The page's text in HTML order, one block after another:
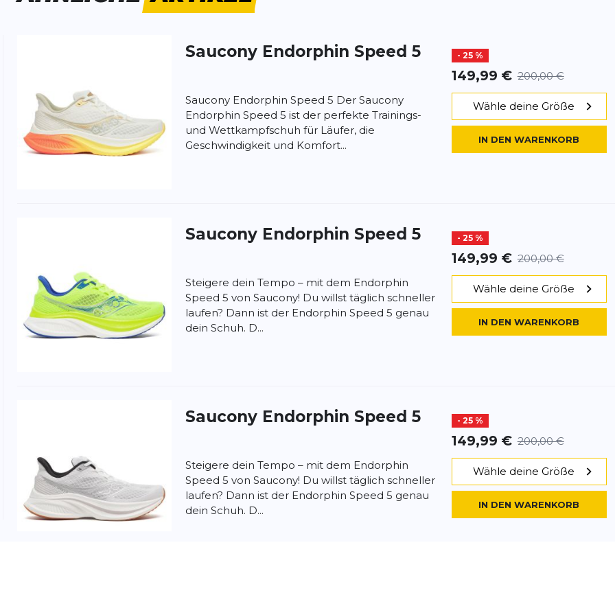
normal
Etwas breiter und erstaunlich leicht.
Laufschuh.
hervorragender Laufschuh. Die gesamte
Saucony Endorphin Speed 5 - 25 %
149,99 € 200,00 €
Saucony Endorphin Speed 5 Der Saucony
Endorphin Speed 5 ist der perfekte Trainings-
und Wettkampfschuh für Läufer, die
Geschwindigkeit und Komfort...
Wähle deine Größe
IN DEN WARENKORB
Saucony Endorphin Speed 5 - 25 %
149,99 € 200,00 €
Steigere dein Tempo – mit dem Endorphin
Speed 5 von Saucony! Du willst täglich schneller
laufen? Dann ist der Endorphin Speed 5 genau
dein Schuh. D...
Wähle deine Größe
IN DEN WARENKORB
Saucony Endorphin Speed 5 - 25 %
149,99 € 200,00 €
Steigere dein Tempo – mit dem Endorphin
Speed 5 von Saucony! Du willst täglich schneller
laufen? Dann ist der Endorphin Speed 5 genau
dein Schuh. D...
Wähle deine Größe
IN DEN WARENKORB